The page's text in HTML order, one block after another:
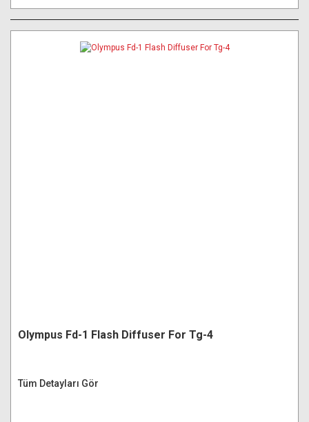
Olympus Fd-1 Flash Diffuser For Tg-4
Tüm Detayları Gör